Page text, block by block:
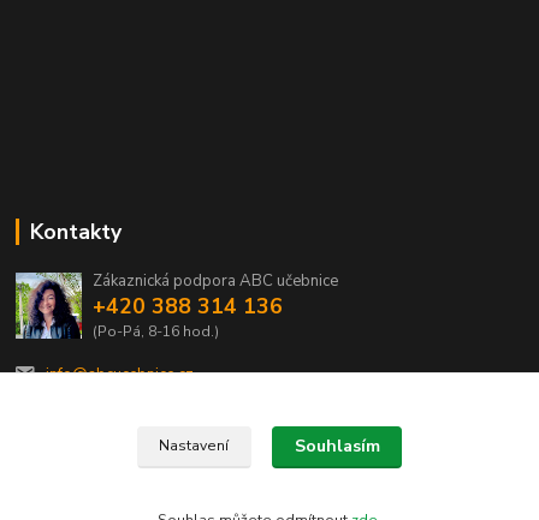
Kontakty
Zákaznická podpora ABC učebnice
+420 388 314 136
(Po-Pá, 8-16 hod.)
info@abcucebnice.cz
Designed by Rostas 2020
Nastavení Souhlasím